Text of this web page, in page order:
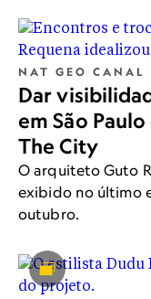
NAT GEO CANAL
Dar
em São
The City
O arquiteto Guto
exibido no último
outubro.